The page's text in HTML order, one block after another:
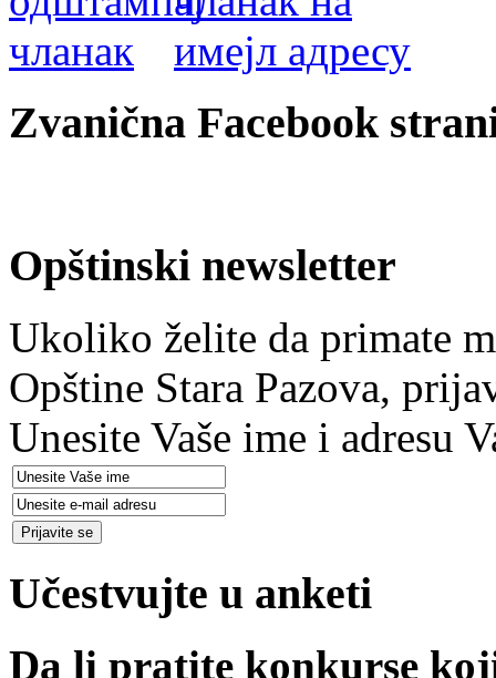
Zvanična Facebook
Opštinski newsletter
Ukoliko želite da primate
Opštine Stara Pazova,
Unesite Vaše ime i adresu
Učestvujte u anketi
Da li pratite konkurse